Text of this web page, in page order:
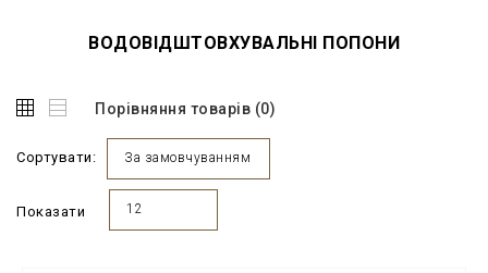
ВОДОВІДШТОВХУВАЛЬНІ ПОПОНИ
Порівняння товарів (0)
Сортувати: За замовчуванням
Показати 12